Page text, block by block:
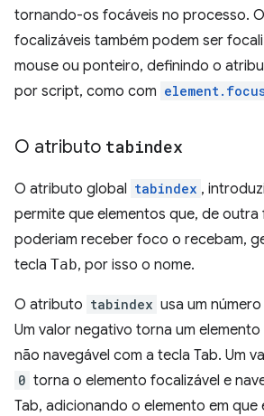
tornando-os focáveis no processo.
focalizáveis também podem ser
mouse ou ponteiro, definindo o
por script, como com
O atributo tabindex
O atributo global tabindex ,
permite que elementos que, de outra
poderiam receber foco o recebam,
tecla Tab, por isso o nome.
O atributo tabindex usa um
Um valor negativo torna um elemento
não navegável com a tecla Tab. Um
0 torna o elemento focalizável e
Tab, adicionando o elemento em que